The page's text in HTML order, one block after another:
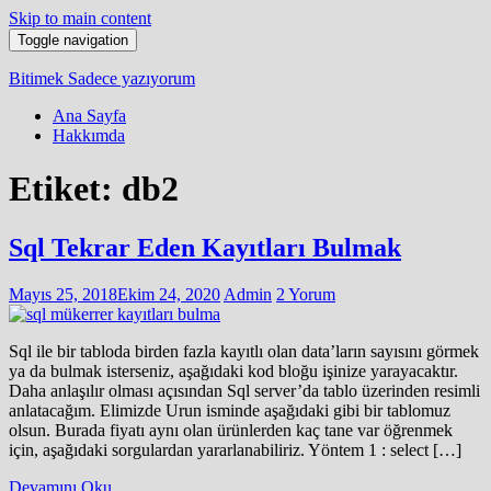
Skip to main content
Toggle navigation
Bitimek Sadece yazıyorum
Ana Sayfa
Hakkımda
Etiket: db2
Sql Tekrar Eden Kayıtları Bulmak
Mayıs 25, 2018Ekim 24, 2020 Admin 2 Yorum
Sql ile bir tabloda birden fazla kayıtlı olan data’ların sayısını görmek
ya da bulmak isterseniz, aşağıdaki kod bloğu işinize yarayacaktır.
Daha anlaşılır olması açısından Sql server’da tablo üzerinden resimli
anlatacağım. Elimizde Urun isminde aşağıdaki gibi bir tablomuz
olsun. Burada fiyatı aynı olan ürünlerden kaç tane var öğrenmek
için, aşağıdaki sorgulardan yararlanabiliriz. Yöntem 1 : select […]
Devamını Oku